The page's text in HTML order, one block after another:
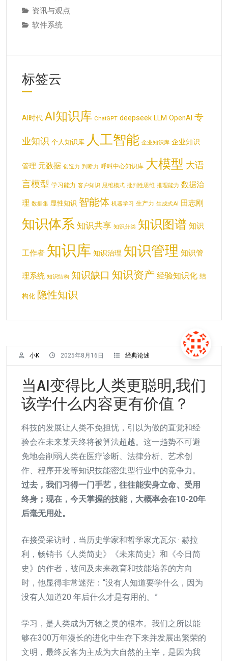
小K 2025年8月16日 经典论述
当AI变得比人类更聪明,我们
该学什么内容更有价值？
科技的发展让人类不免担忧，引以为傲的直觉和经
验会在未来某天终将被算法超越。这一趋势不可避
免地会削弱人类在医疗诊断、法律分析、艺术创
作、程序开发等知识技能密集型行业中的竞争力。
过去，我们习得一门手艺，往往能安身立命、受用
终身；现在，今天掌握的技能，大概率会在10-20年
后毫无用处。
在接受采访时，当历史学家和哲学家尤瓦尔 · 赫拉
利，畅销书《人类简史》《未来简史》和《今日简
史》的作者，被问及未来教育和技能培养的方向
时，他显得非常迷茫：“没有人知道要学什么，因为
没有人知道20 年后什么才是有用的。”
学习，是人类成为万物之灵的根本。我们之所以能
够在300万年漫长的进化中生存下来并发展出繁荣的
文明，最终反客为主成为大自然的主宰，是因为我
资讯与观点
软件系统
标签云
AI时代 AI知识库 ChatGPT deepseek LLM OpenAI 专
业知识 个人知识库 人工智能 企业知识库 企业知识
管理 元数据 创造力 判断力 呼叫中心知识库 大模型 大语
言模型 学习能力 客户知识 思维模式 批判性思维 推理能力 数据治
理 数据集 显性知识 智能体 机器学习 生产力 生成式AI 田志刚
知识体系 知识共享 知识分类 知识图谱 知识
工作者 知识库 知识治理 知识管理 知识管
理系统 知识结构 知识缺口 知识资产 经验知识化 结
构化 隐性知识